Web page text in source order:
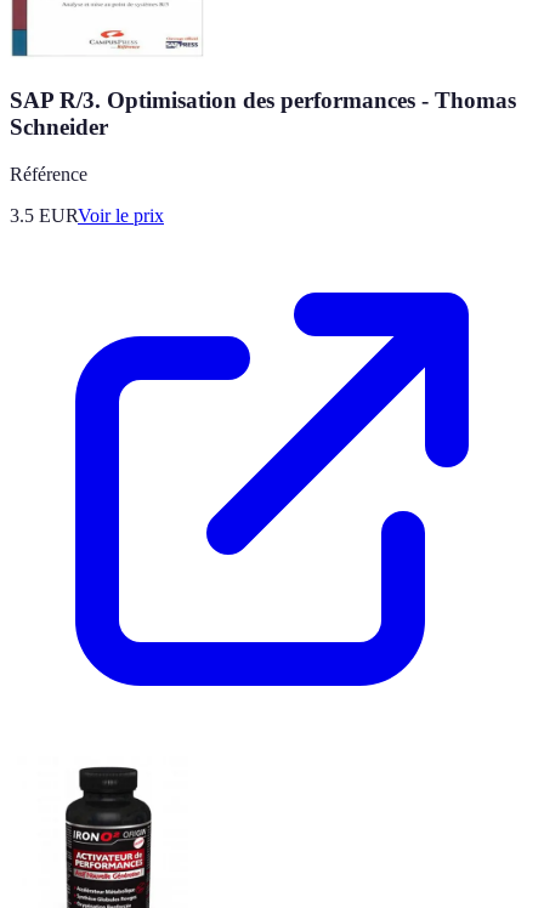
SAP R/3. Optimisation des performances - Thomas
Schneider
Référence
3.5 EURVoir le prix